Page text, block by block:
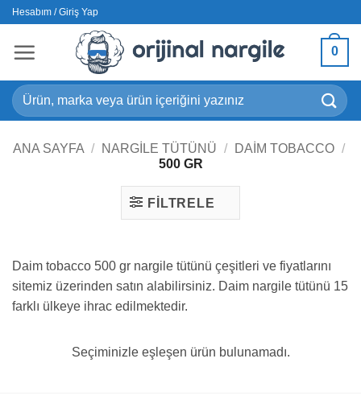
İçeriğe
Hesabım / Giriş Yap
0
Ara:
ANA SAYFA / NARGILE TÜTÜNÜ / DAIM TOBACCO /
500 GR
FILTRELE
Daim tobacco 500 gr nargile tütünü çeşitleri ve fiyatlarını
sitemiz üzerinden satın alabilirsiniz. Daim nargile tütünü 15
farklı ülkeye ihrac edilmektedir.
Seçiminizle eşleşen ürün bulunamadı.